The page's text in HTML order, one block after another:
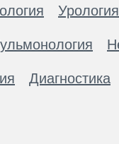
Урология
Диагностика